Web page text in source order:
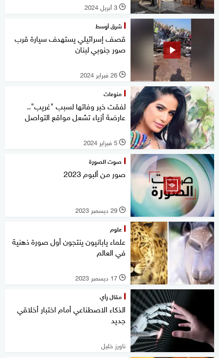
l 3 أبريل 2024
شرق أوسط
قصف إسرائيلي يستهدف سيارة قرب
صور جنوبي لبنان
l 26 فبراير 2024
منوعات
لفقت خبر وفاتها لسبب "غريب"..
عارضة أزياء تشعل مواقع التواصل
l 5 فبراير 2024
صوت الصورة
صور من ألبوم 2023
l 29 ديسمبر 2023
علوم
علماء يابانيون ينتجون أول صورة ذهنية
في العالم
l 17 ديسمبر 2023
مقال رأي
الذكاء الاصطناعي أمام اختبار أخلاقي
جديد
ناورز خليل